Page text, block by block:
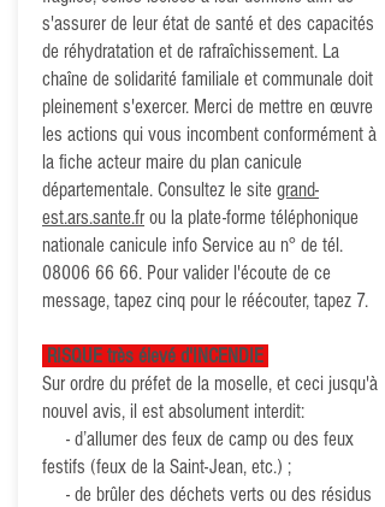
s'assurer de leur état de santé et des capacités
de réhydratation et de rafraîchissement. La
chaîne de solidarité familiale et communale doit
pleinement s'exercer. Merci de mettre en œuvre
les actions qui vous incombent conformément à
la fiche acteur maire du plan canicule
départementale. Consultez le site grand-
est.ars.sante.fr ou la plate-forme téléphonique
nationale canicule info Service au n° de tél.
08006 66 66. Pour valider l'écoute de ce
message, tapez cinq pour le réécouter, tapez 7.
RISQUE très élevé d'INCENDIE
Sur ordre du préfet de la moselle, et ceci jusqu'à
nouvel avis, il est absolument interdit:​
- ​d’allumer des feux de camp ou des feux
festifs (feux de la Saint-Jean, etc.) ;
- de brûler des déchets verts ou des résidus